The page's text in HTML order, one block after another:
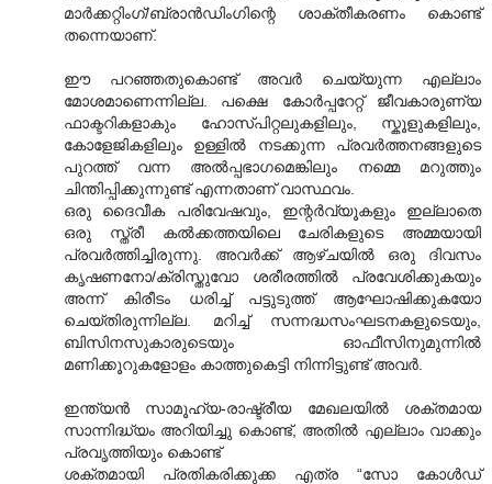
മാര്‍ക്കറ്റിംഗ്/ബ്രാന്‍ഡിംഗിന്റെ ശാക്തീകരണം കൊണ്ട്
തന്നെയാണ്.
ഈ പറഞ്ഞതുകൊണ്ട് അവര്‍ ചെയ്യുന്ന എല്ലാം
മോശമാണെന്നില്ല. പക്ഷെ കോര്‍പ്പറേറ്റ് ജീവകാരുണ്യ
ഫാക്ടറികളാകും ഹോസ്പിറ്റലുകളിലും, സ്കൂളുകളിലും,
കോളേജികളിലും ഉള്ളില്‍ നടക്കുന്ന പ്രവര്‍ത്തനങ്ങളുടെ
പുറത്ത് വന്ന അല്‍പ്പഭാഗമെങ്കിലും നമ്മെ മറുത്തും
ചിന്തിപ്പിക്കുന്നുണ്ട് എന്നതാണ് വാസ്ഥവം.
ഒരു ദൈവീക പരിവേഷവും, ഇന്റര്‍വ്യൂകളും ഇല്ലാതെ
ഒരു സ്ത്രീ കല്‍ക്കത്തയിലെ ചേരികളുടെ അമ്മയായി
പ്രവര്‍ത്തിച്ചിരുന്നു. അവര്‍ക്ക് ആഴ്ചയില്‍ ഒരു ദിവസം
കൃഷണനോ/ക്രിസ്തുവോ ശരീരത്തില്‍ പ്രവേശിക്കുകയും
അന്ന് കിരീടം ധരിച്ച് പട്ടുടുത്ത് ആഘോഷിക്കുകയോ
ചെയ്തിരുന്നില്ല. മറിച്ച് സന്നദ്ധസംഘടനകളുടെയും,
ബിസിനസുകാരുടെയും ഓഫീസിനുമുന്നില്‍
മണിക്കൂറുകളോളം കാത്തുകെട്ടി നിന്നിട്ടുണ്ട് അവര്‍.
ഇന്ത്യന്‍ സാമൂഹ്യ-രാഷ്ട്രീയ മേഖലയില്‍ ശക്തമായ
സാന്നിദ്ധ്യം അറിയിച്ചു കൊണ്ട്, അതില്‍ എല്ലാം വാക്കും
പ്രവൃത്തിയും കൊണ്ട്
ശക്തമായി പ്രതികരിക്കുക്ക എത്ര “സോ കോള്‍ഡ്